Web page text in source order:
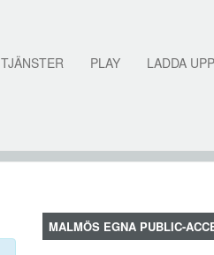
TJÄNSTER PLAY LADDA UPP
MALMÖS EGNA PUBLIC-